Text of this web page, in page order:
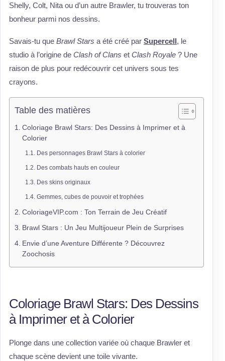
Shelly, Colt, Nita ou d’un autre Brawler, tu trouveras ton
bonheur parmi nos dessins.
Savais-tu que Brawl Stars a été créé par Supercell, le
studio à l’origine de Clash of Clans et Clash Royale ? Une
raison de plus pour redécouvrir cet univers sous tes
crayons.
Table des matières
Coloriage Brawl Stars: Des Dessins à Imprimer et à
Colorier
Des personnages Brawl Stars à colorier
Des combats hauts en couleur
Des skins originaux
Gemmes, cubes de pouvoir et trophées
ColoriageVIP.com : Ton Terrain de Jeu Créatif
Brawl Stars : Un Jeu Multijoueur Plein de Surprises
Envie d’une Aventure Différente ? Découvrez
Zoochosis
Coloriage Brawl Stars: Des Dessins
à Imprimer et à Colorier
Plonge dans une collection variée où chaque Brawler et
chaque scène devient une toile vivante.